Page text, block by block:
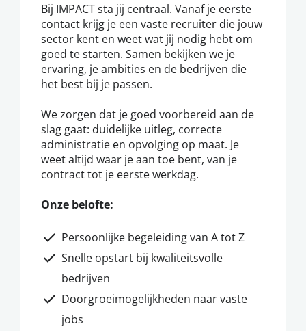
Bij IMPACT sta jij centraal. Vanaf je eerste
contact krijg je een vaste recruiter die jouw
sector kent en weet wat jij nodig hebt om
goed te starten. Samen bekijken we je
ervaring, je ambities en de bedrijven die
het best bij je passen.
We zorgen dat je goed voorbereid aan de
slag gaat: duidelijke uitleg, correcte
administratie en opvolging op maat. Je
weet altijd waar je aan toe bent, van je
contract tot je eerste werkdag.
Onze belofte:
Persoonlijke begeleiding van A tot Z
Snelle opstart bij kwaliteitsvolle
bedrijven
Doorgroeimogelijkheden naar vaste
jobs